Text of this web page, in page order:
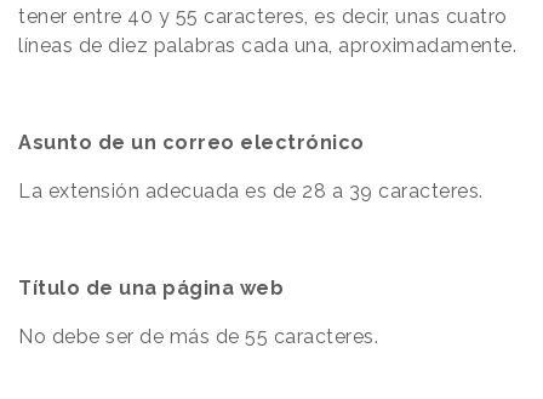
tener entre 40 y 55 caracteres, es decir, unas cuatro
líneas de diez palabras cada una, aproximadamente.
Asunto de un correo electrónico
La extensión adecuada es de 28 a 39 caracteres.
Título de una página web
No debe ser de más de 55 caracteres.